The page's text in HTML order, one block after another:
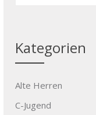
Kategorien
Alte Herren
C-Jugend